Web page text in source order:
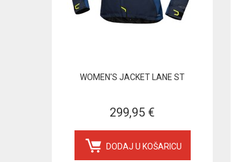
WOMEN'S JACKET LANE ST
299,95 €
DODAJ U KOŠARICU